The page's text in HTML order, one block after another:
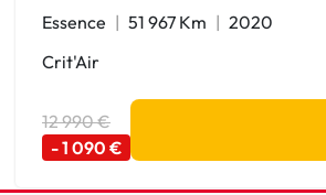
Essence 51 967 Km
2020
Crit'Air
12 990 €
- 1 090 €